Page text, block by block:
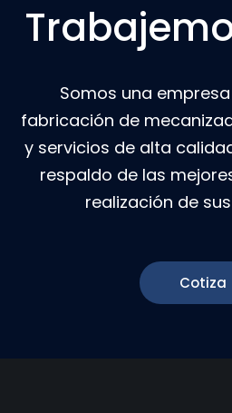
Somos una
fabricación de
y servicios de alta
respaldo de las
realización de
Cotiza